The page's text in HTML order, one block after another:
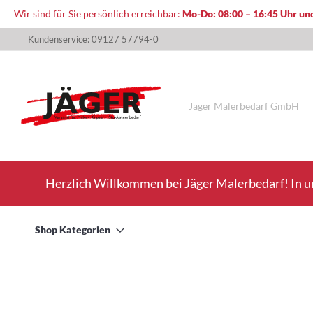
Wir sind für Sie persönlich erreichbar: Mo-Do: 08:00 – 16:45 Uhr
zum
Kundenservice: 09127 57794-0
Jäger Malerbedarf GmbH
Herzlich Willkommen bei Jäger Malerbedarf! In
Shop Kategorien